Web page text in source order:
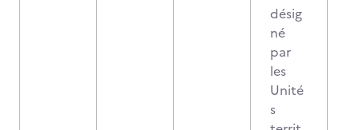
désig
né
par
les
Unité
s